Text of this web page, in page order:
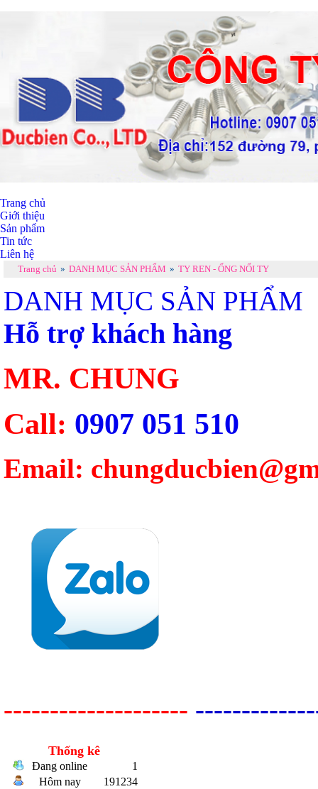
Trang chủ
Giới thiệu
Sản phẩm
Tin tức
Liên hệ
Trang chủ » DANH MỤC SẢN PHẨM » TY REN - ỐNG NỐI TY
DANH MỤC SẢN PHẨM
Hỗ trợ khách hàng
MR. CHUNG
Call: 0907 051 510
Email:
--------------------
Thống kê
Đang online
1
Hôm nay
191234